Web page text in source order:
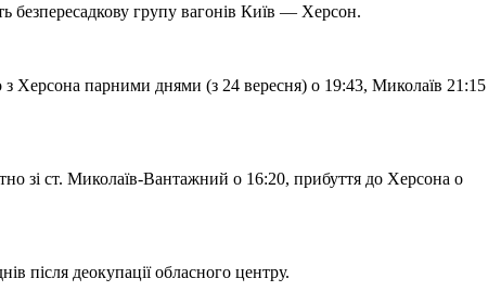
безпересадкову групу вагонів Київ — Херсон.
Херсона парними днями (з 24 вересня) о 19:43, Миколаїв 21:15
зі ст. Миколаїв-Вантажний о 16:20, прибуття до Херсона о
після деокупації обласного центру.